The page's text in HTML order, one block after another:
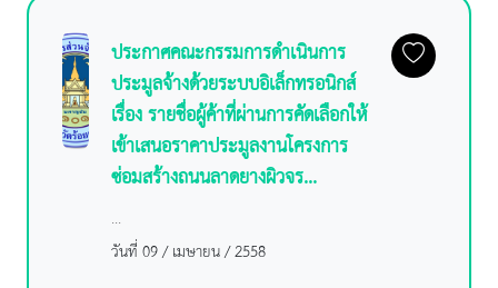
ประกาศคณะกรรมการดำเนินการ
ประมูลจ้างด้วยระบบอิเล็กทรอนิกส์
เรื่อง รายชื่อผู้ค้าที่ผ่านการคัดเลือกให้
เข้าเสนอราคาประมูลงานโครงการ
ซ่อมสร้างถนนลาดยางผิวจร...
...
วันที่ 09 / เมษายน / 2558